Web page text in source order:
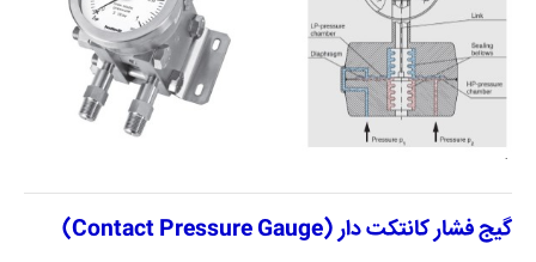
گیج فشار کانتکت دار (Contact Pressure Gauge
)